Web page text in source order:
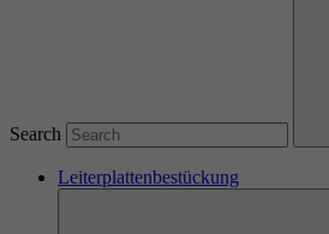
Search
Leiterplattenbestückung